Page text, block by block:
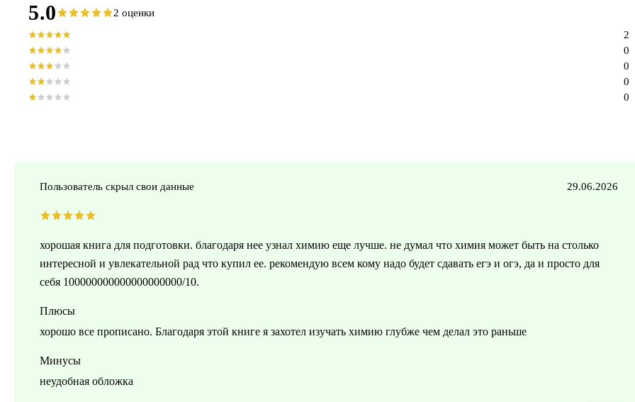
5.0 2 оценки
0
0
0
0
2
Пользователь скрыл свои данные 29.06.2026
хорошая книга для подготовки. благодаря нее узнал химию еще лучше. не думал что химия может быть на столько
интересной и увлекательной рад что купил ее. рекомендую всем кому надо будет сдавать егэ и огэ, да и просто для
себя 100000000000000000000/10.
Плюсы
хорошо все прописано. Благодаря этой книге я захотел изучать химию глубже чем делал это раньше
Минусы
неудобная обложка